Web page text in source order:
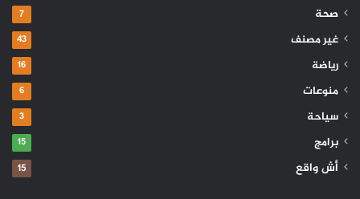
صحة 7
غير مصنف 43
رياضة 16
منوعات 6
سياحة 3
برامج 15
أش واقع 15